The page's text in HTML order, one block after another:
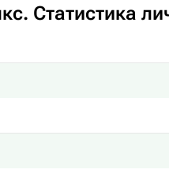
. Статистика